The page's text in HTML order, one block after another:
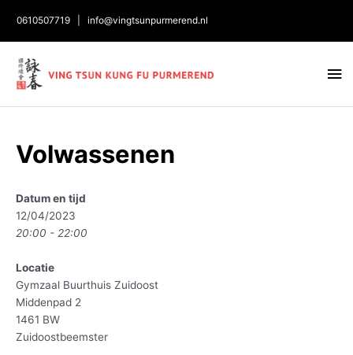
0610507719| info@vingtsunpurmerend.nl
Volwassenen
Datum en tijd
12/04/2023
20:00 - 22:00
Locatie
Gymzaal Buurthuis Zuidoost
Middenpad 2
1461 BW
Zuidoostbeemster
navigatie